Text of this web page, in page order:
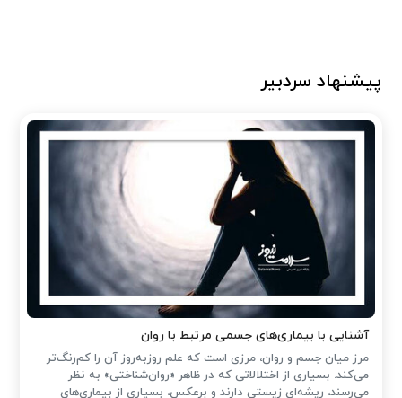
پیشنهاد سردبیر
آشنایی با بیماری‌های جسمی مرتبط با روان
مرز میان جسم و روان، مرزی است که علم روزبه‌روز آن را کم‌رنگ‌تر
می‌کند. بسیاری از اختلالاتی که در ظاهر «روان‌شناختی» به نظر
می‌رسند، ریشه‌ای زیستی دارند و برعکس، بسیاری از بیماری‌های